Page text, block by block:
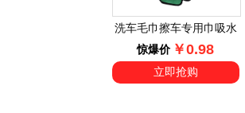
洗车毛巾擦车专用巾吸水
加厚擦车巾汽车大毛巾擦
车专用抹布
惊爆价 ￥0.98
立即抢购